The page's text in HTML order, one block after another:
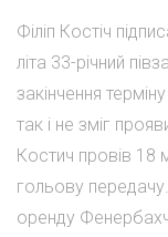
Філіп Костіч
літа 33-річний
закінчення
так і не зміг
Костич провів 18
гольову
оренду